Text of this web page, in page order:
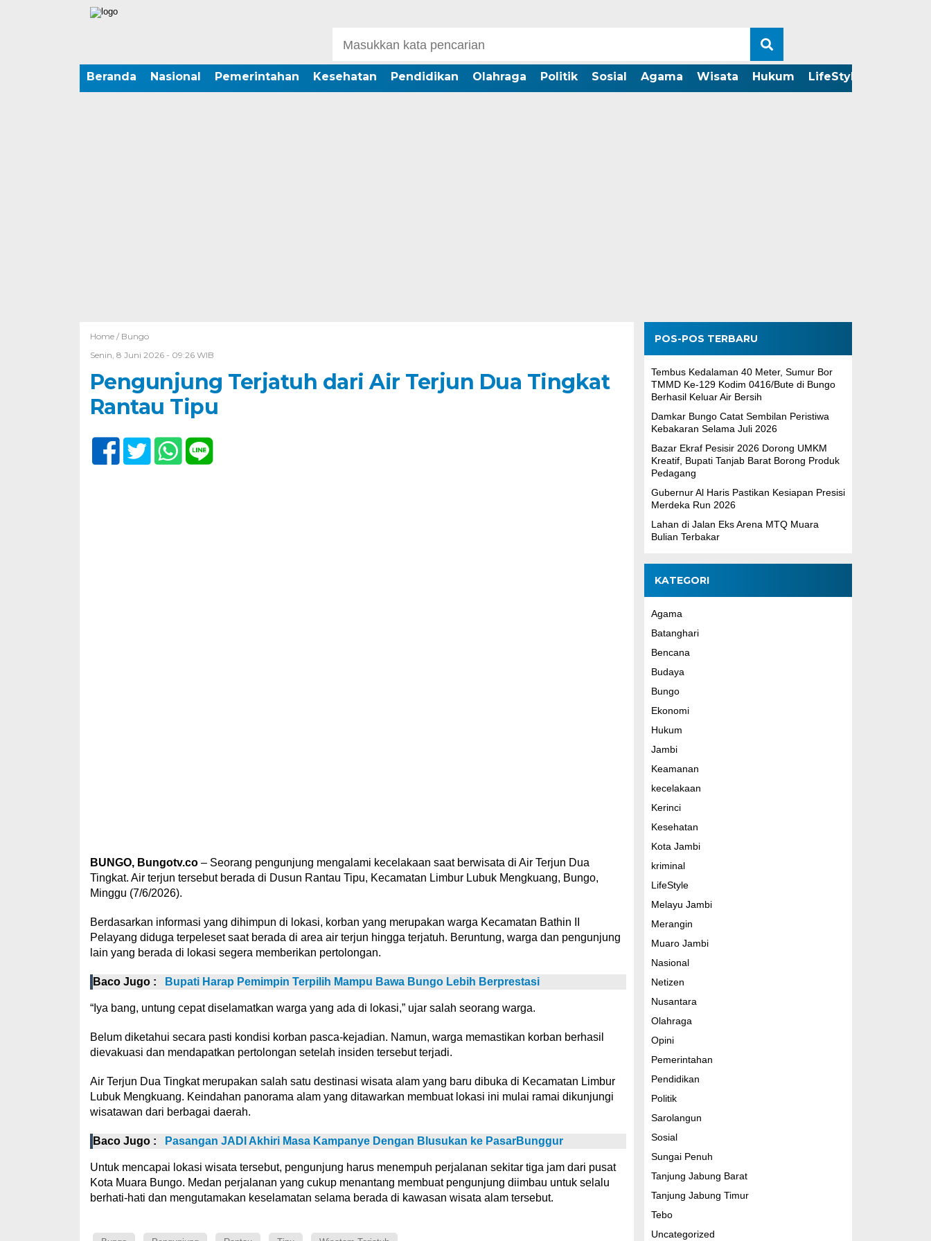
Beranda Nasional Pemerintahan Kesehatan Pendidikan Olahraga Politik Sosial Agama Wisata Hukum LifeStyle
Home / Bungo
Senin, 8 Juni 2026 - 09:26 WIB
Pengunjung Terjatuh dari Air Terjun Dua Tingkat
Rantau Tipu
BUNGO, Bungotv.co– Seorang pengunjung mengalami kecelakaan saat berwisata di Air Terjun Dua
Tingkat. Air terjun tersebut berada di Dusun Rantau Tipu, Kecamatan Limbur Lubuk Mengkuang, Bungo,
Minggu (7/6/2026).
Berdasarkan informasi yang dihimpun di lokasi, korban yang merupakan warga Kecamatan Bathin II
Pelayang diduga terpeleset saat berada di area air terjun hingga terjatuh. Beruntung, warga dan pengunjung
lain yang berada di lokasi segera memberikan pertolongan.
Baco Jugo : Bupati Harap Pemimpin Terpilih Mampu Bawa Bungo Lebih Berprestasi
“Iya bang, untung cepat diselamatkan warga yang ada di lokasi,” ujar salah seorang warga.
Belum diketahui secara pasti kondisi korban pasca-kejadian. Namun, warga memastikan korban berhasil
dievakuasi dan mendapatkan pertolongan setelah insiden tersebut terjadi.
Air Terjun Dua Tingkat merupakan salah satu destinasi wisata alam yang baru dibuka di Kecamatan Limbur
Lubuk Mengkuang. Keindahan panorama alam yang ditawarkan membuat lokasi ini mulai ramai dikunjungi
wisatawan dari berbagai daerah.
Baco Jugo : Pasangan JADI Akhiri Masa Kampanye Dengan Blusukan ke PasarBunggur
Untuk mencapai lokasi wisata tersebut, pengunjung harus menempuh perjalanan sekitar tiga jam dari pusat
Kota Muara Bungo. Medan perjalanan yang cukup menantang membuat pengunjung diimbau untuk selalu
berhati-hati dan mengutamakan keselamatan selama berada di kawasan wisata alam tersebut.
POS-POS TERBARU
Tembus Kedalaman 40 Meter, Sumur Bor
TMMD Ke-129 Kodim 0416/Bute di Bungo
Berhasil Keluar Air Bersih
Damkar Bungo Catat Sembilan Peristiwa
Kebakaran Selama Juli 2026
Bazar Ekraf Pesisir 2026 Dorong UMKM
Kreatif, Bupati Tanjab Barat Borong Produk
Pedagang
Gubernur Al Haris Pastikan Kesiapan Presisi
Merdeka Run 2026
Lahan di Jalan Eks Arena MTQ Muara
Bulian Terbakar
KATEGORI
Agama
Batanghari
Bencana
Budaya
Bungo
Ekonomi
Hukum
Jambi
Keamanan
kecelakaan
Kerinci
Kesehatan
Kota Jambi
kriminal
LifeStyle
Melayu Jambi
Merangin
Muaro Jambi
Nasional
Netizen
Nusantara
Olahraga
Opini
Pemerintahan
Pendidikan
Politik
Sarolangun
Sosial
Sungai Penuh
Tanjung Jabung Barat
Tanjung Jabung Timur
Tebo
Uncategorized